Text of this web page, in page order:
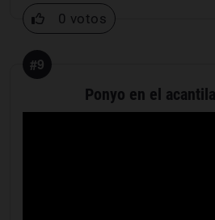
0 votos
#9
Ponyo en el